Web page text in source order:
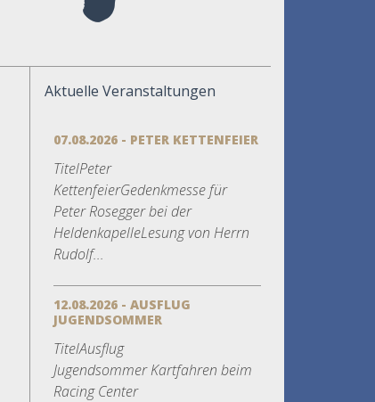
Aktuelle Veranstaltungen
07.08.2026 - PETER KETTENFEIER
TitelPeter
KettenfeierGedenkmesse für
Peter Rosegger bei der
HeldenkapelleLesung von Herrn
Rudolf...
12.08.2026 - AUSFLUG
JUGENDSOMMER
TitelAusflug
Jugendsommer Kartfahren beim
Racing Center